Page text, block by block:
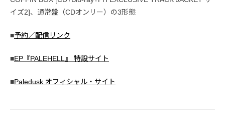
イズ2]、通常盤（CDオンリー）の3形態
■予約／配信リンク
■EP『PALEHELL』 特設サイト
■Paledusk オフィシャル・サイト